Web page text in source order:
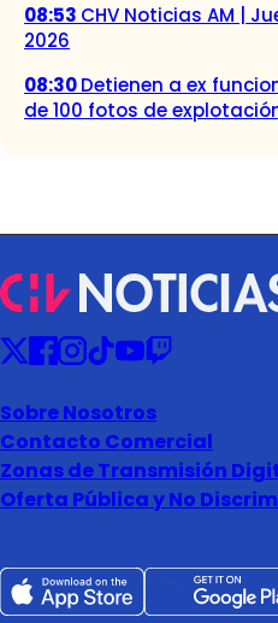
08:53 CHV Noticias AM |
2026
08:30Detienen a ex
de 100 fotos de
Sobre Nosotros
Contacto Comercial
Zonas de Transmisión
Oferta Pública y No